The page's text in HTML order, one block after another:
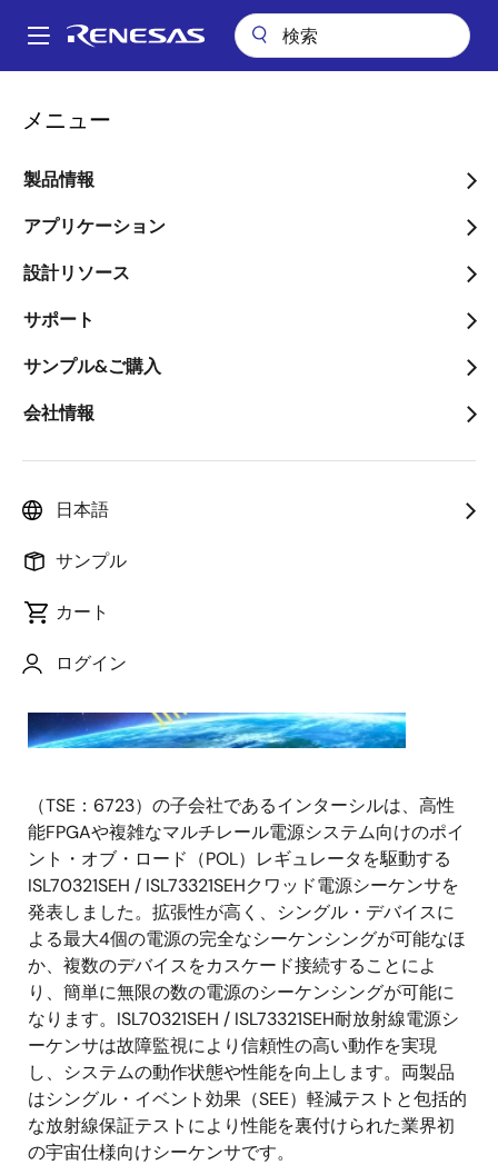
ン
Main
メニュー
製品情報
アプリケーション
設計リソース
サポート
サンプル&ご購入
会社情報
日本語
サンプル
カート
ログイン
パ
ン
く
ず
インターシル、宇宙産業初の耐放射線クワッド電源シーケンサを発表
インターシル、宇宙産業初
の耐放射線クワッド電源シ
ーケンサを発表
ISL7x321SEH、FPGA電源レールの堅牢
なシーケンシングを実現
（TSE：6723）の子会社であるインターシルは、高性
能FPGAや複雑なマルチレール電源システム向けのポイ
ント・オブ・ロード（POL）レギュレータを駆動する
ISL70321SEH / ISL73321SEHクワッド電源シーケンサを
発表しました。拡張性が高く、シングル・デバイスに
よる最大4個の電源の完全なシーケンシングが可能なほ
か、複数のデバイスをカスケード接続することによ
り、簡単に無限の数の電源のシーケンシングが可能に
なります。ISL70321SEH / ISL73321SEH耐放射線電源シ
ーケンサは故障監視により信頼性の高い動作を実現
し、システムの動作状態や性能を向上します。両製品
はシングル・イベント効果（SEE）軽減テストと包括的
な放射線保証テストにより性能を裏付けられた業界初
の宇宙仕様向けシーケンサです。